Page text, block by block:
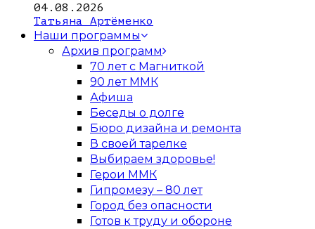
04.08.2026
Татьяна Артёменко
Наши программы
Архив программ
70 лет с Магниткой
90 лет ММК
Афиша
Беседы о долге
Бюро дизайна и ремонта
В своей тарелке
Выбираем здоровье!
Герои ММК
Гипромезу – 80 лет
Город без опасности
Готов к труду и обороне